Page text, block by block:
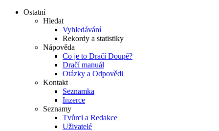
Ostatní
Hledat
Vyhledávání
Rekordy a statistiky
Nápověda
Co je to Dračí Doupě?
Dračí manuál
Otázky a Odpovědi
Kontakt
Seznamka
Inzerce
Seznamy
Tvůrci a Redakce
Uživatelé